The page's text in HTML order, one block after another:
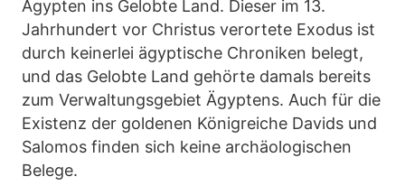
Ägypten ins Gelobte Land. Dieser im 13.
Jahrhundert vor Christus verortete Exodus ist
durch keinerlei ägyptische Chroniken belegt,
und das Gelobte Land gehörte damals bereits
zum Verwaltungsgebiet Ägyptens. Auch für die
Existenz der goldenen Königreiche Davids und
Salomos finden sich keine archäologischen
Belege.